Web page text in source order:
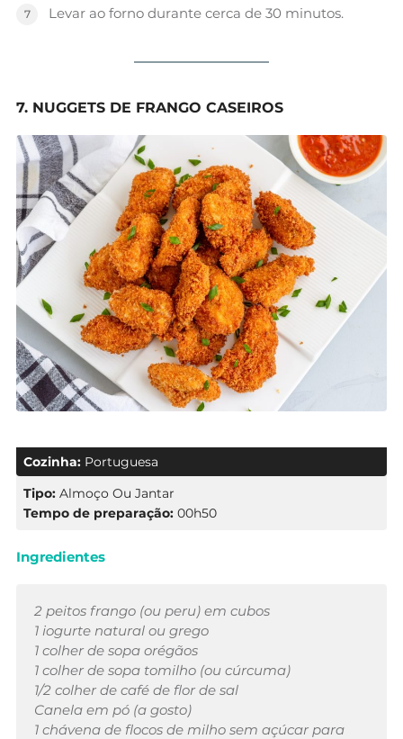
Levar ao forno durante cerca de 30 minutos.
7. NUGGETS DE FRANGO CASEIROS
Cozinha: Portuguesa
Tipo: Almoço Ou Jantar
Tempo de preparação: 00h50
Ingredientes
2 peitos frango (ou peru) em cubos
1 iogurte natural ou grego
1 colher de sopa orégãos
1 colher de sopa tomilho (ou cúrcuma)
1/2 colher de café de flor de sal
Canela em pó (a gosto)
1 chávena de flocos de milho sem açúcar para